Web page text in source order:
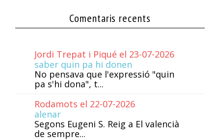
Comentaris recents
Jordi Trepat i Piqué el 23-07-2026
saber quin pa hi donen
No pensava que l'expressió "quin
pa s'hi dona", t...
Rodamots el 22-07-2026
alenar
Segons Eugeni S. Reig a El valencià
de sempre...